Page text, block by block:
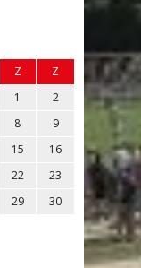
Z
Z
1
2
8
9
15
16
22
23
29
30